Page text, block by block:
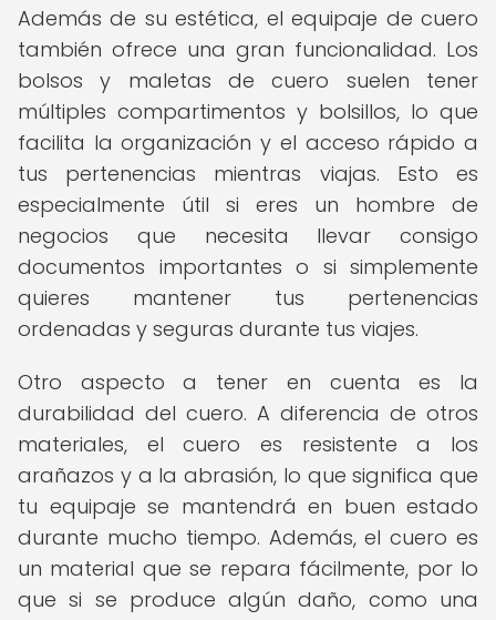
Además de su estética, el equipaje de cuero
también ofrece una gran funcionalidad. Los
bolsos y maletas de cuero suelen tener
múltiples compartimentos y bolsillos, lo que
facilita la organización y el acceso rápido a
tus pertenencias mientras viajas. Esto es
especialmente útil si eres un hombre de
negocios que necesita llevar consigo
documentos importantes o si simplemente
quieres mantener tus pertenencias
ordenadas y seguras durante tus viajes.
Otro aspecto a tener en cuenta es la
durabilidad del cuero. A diferencia de otros
materiales, el cuero es resistente a los
arañazos y a la abrasión, lo que significa que
tu equipaje se mantendrá en buen estado
durante mucho tiempo. Además, el cuero es
un material que se repara fácilmente, por lo
que si se produce algún daño, como una